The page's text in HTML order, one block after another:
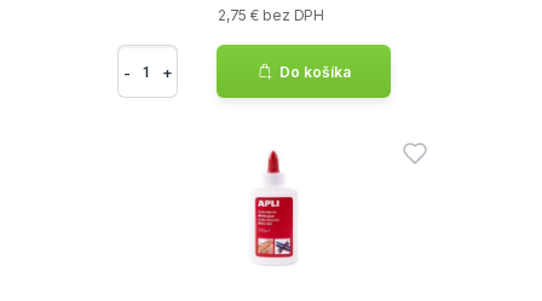
2,75 € bez DPH
- + Do košíka